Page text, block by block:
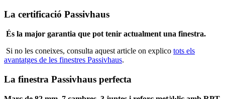
La certificació Passivhaus
És la major garantia que pot tenir actualment una finestra.
Si no les coneixes, consulta aquest article on explico tots els
avantatges de les finestres Passivhaus.
La finestra Passivhaus perfecta